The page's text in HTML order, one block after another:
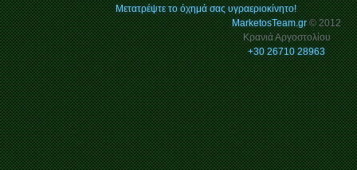
Μετατρέψτε το όχημά σας υγραεριοκίνητο!
MarketosTeam.gr© 2012
Κρανιά Αργοστολίου
+30 26710 28963